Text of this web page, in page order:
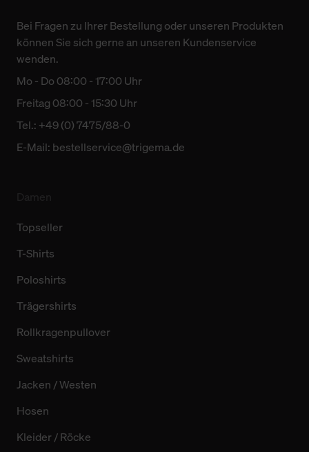
Bei Fragen zu Ihrer Bestellung oder unseren Produkten
können Sie sich gerne an unseren Kundenservice
wenden.
Mo - Do 08:00 - 17:00 Uhr
Freitag 08:00 - 15:30 Uhr
Tel.: +49 (0) 7475/88-0
E-Mail: bestellservice@trigema.de
Topseller
T-Shirts
Poloshirts
Trägershirts
Rollkragenpullover
Sweatshirts
Jacken / Westen
Hosen
Kleider / Röcke